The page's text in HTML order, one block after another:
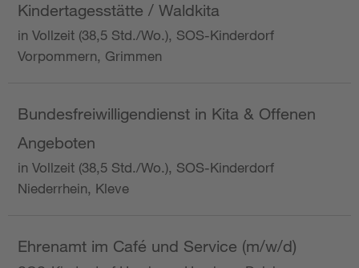
Kindertagesstätte / Waldkita
in Vollzeit (38,5 Std./Wo.), SOS-Kinderdorf
Vorpommern, Grimmen
Bundesfreiwilligendienst in Kita & Offenen
Angeboten
in Vollzeit (38,5 Std./Wo.), SOS-Kinderdorf
Niederrhein, Kleve
Ehrenamt im Café und Service (m/w/d)